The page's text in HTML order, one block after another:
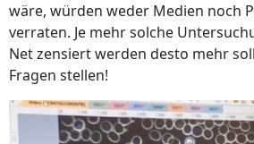
wäre, würden weder Medien noch
verraten. Je mehr solche
Net zensiert werden desto mehr
Fragen stellen!